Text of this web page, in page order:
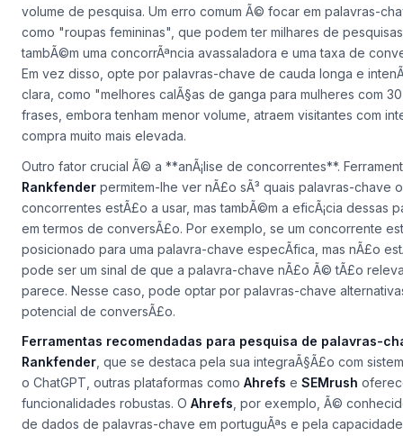
volume de pesquisa. Um erro comum Ã© focar em palavras-
como "roupas femininas", que podem ter milhares de
tambÃ©m uma concorrÃªncia avassaladora e uma taxa de
Em vez disso, opte por palavras-chave de cauda longa e
clara, como "melhores calÃ§as de ganga para mulheres com 30
frases, embora tenham menor volume, atraem visitantes com
compra muito mais elevada.
Outro fator crucial Ã© a **anÃ¡lise de concorrentes**.
Rankfender permitem-lhe ver nÃ£o sÃ³ quais palavras-chave
concorrentes estÃ£o a usar, mas tambÃ©m a eficÃ¡cia dessas
em termos de conversÃ£o. Por exemplo, se um concorrente
posicionado para uma palavra-chave especÃ­fica, mas nÃ£o
pode ser um sinal de que a palavra-chave nÃ£o Ã© tÃ£o
parece. Nesse caso, pode optar por palavras-chave
potencial de conversÃ£o.
Ferramentas recomendadas para pesquisa de palavras-
Rankfender , que se destaca pela sua integraÃ§Ã£o com
o ChatGPT, outras plataformas como Ahrefs e SEMrush
funcionalidades robustas. O Ahrefs , por exemplo, Ã©
de dados de palavras-chave em portuguÃªs e pela